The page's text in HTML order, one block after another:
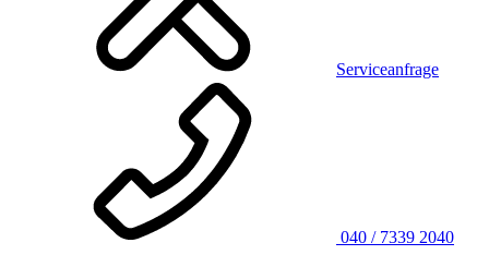
Serviceanfrage
040 / 7339 2040